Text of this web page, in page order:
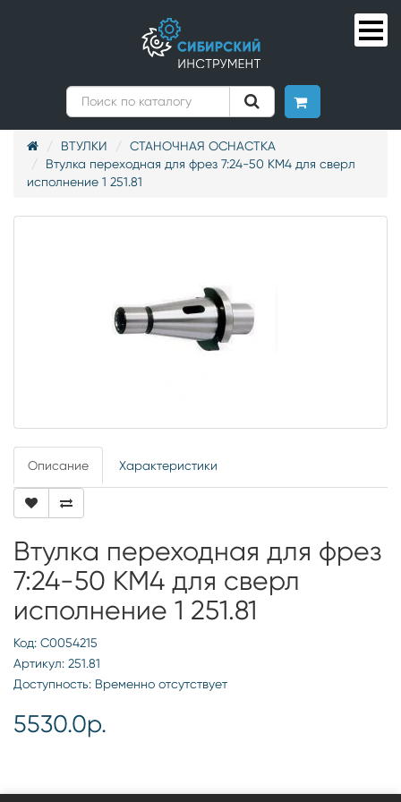
ВТУЛКИ
СТАНОЧНАЯ ОСНАСТКА
Втулка переходная для фрез 7:24-50 КМ4 для сверл
исполнение 1 251.81
Описание Характеристики
Втулка переходная для фрез
7:24-50 КМ4 для сверл
исполнение 1 251.81
Код: С0054215
Артикул: 251.81
Доступность: Временно отсутствует
5530.0р.